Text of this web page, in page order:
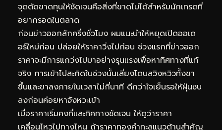
จุดตัดขาดทุนให้ชัดเจนคือสิ่งที่ขาดไม่ได้สำหรับนักเทรดที่
อยากรอดในตลาด
ก่อนข่าวออกสักครึ่งชั่วโมง ผมแนะนำให้หยุดเปิดออเด
อร์ใหม่ก่อน ปล่อยให้ราคาวิ่งไปก่อน ช่วงแรกที่ข่าวออก
ราคาจะมีการแกว่งไปมาอย่างรุนแรงเพื่อหาทิศทางที่แท้
จริง การเข้าไปสะกิดในช่วงนั้นเสี่ยงโดนสวิงหวิวทั้งขา
ขึ้นและขาลงภายในเวลาไม่กี่นาที ดีกว่าใจเย็นรอให้ฝุ่นซบ
ลงก่อนค่อยหาจังหวะเข้า
เมื่อราคาเริ่มคงที่และทิศทางชัดเจน ให้ดูว่าราคา
เคลื่อนไหวไปทางไหน ถ้าราคาทองคำทะลุแนวต้านสำคัญ